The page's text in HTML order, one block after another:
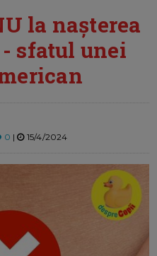
la nașterea
sfatul unei
0 | 15/4/2024